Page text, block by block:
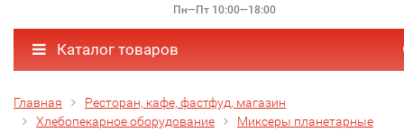
Пн—Пт 10:00—18:00
Каталог товаров
Главная
Ресторан, кафе, фастфуд, магазин
Хлебопекарное оборудование
Миксеры планетарные